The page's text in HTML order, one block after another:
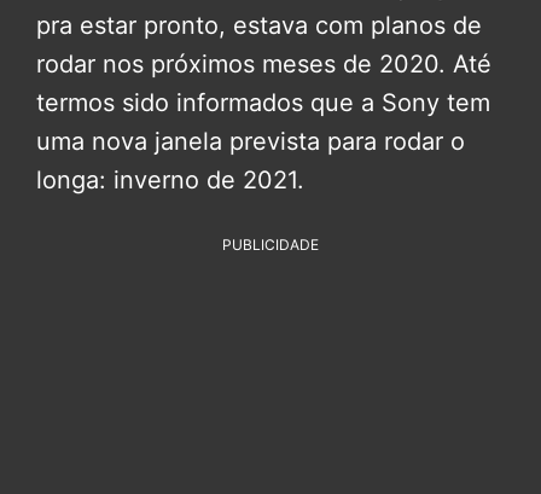
pra estar pronto, estava com planos de
rodar nos próximos meses de 2020. Até
termos sido informados que a Sony tem
uma nova janela prevista para rodar o
longa: inverno de 2021.
PUBLICIDADE